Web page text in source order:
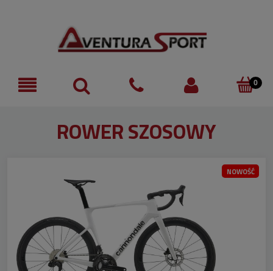
ROWER SZOSOWY
NOWOŚĆ